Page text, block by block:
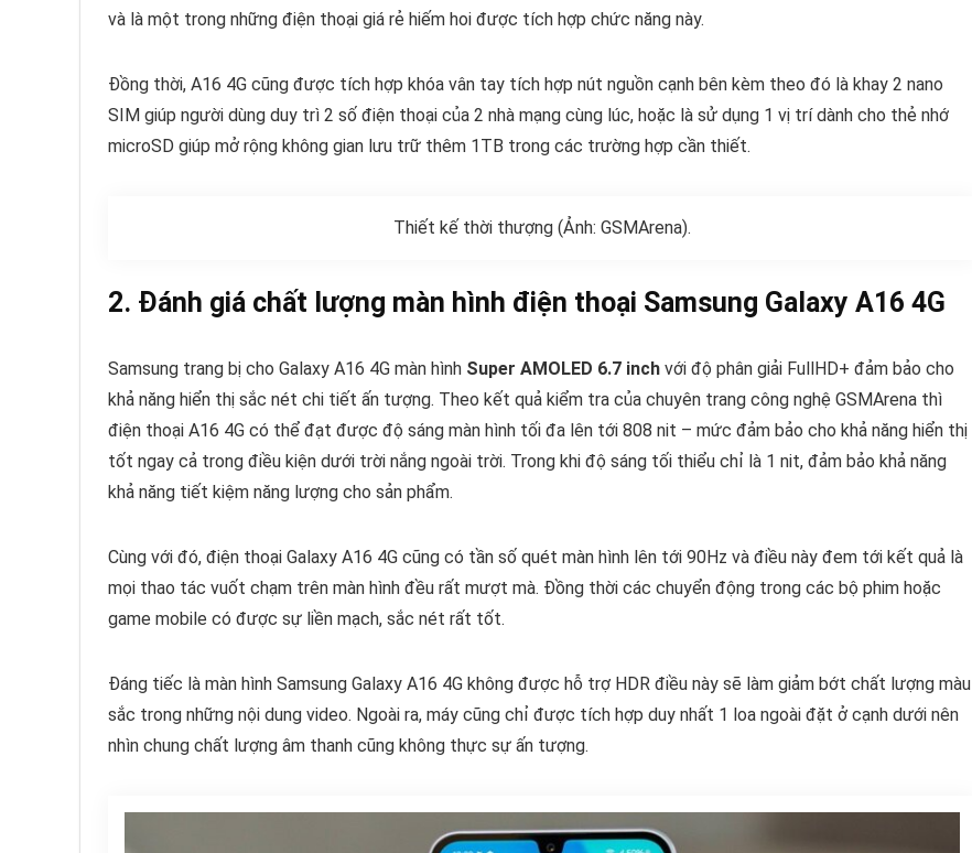
và là một trong những điện thoại giá rẻ hiếm hoi được tích hợp chức năng này.
Đồng thời, A16 4G cũng được tích hợp khóa vân tay tích hợp nút nguồn cạnh bên kèm theo đó là khay 2 nano
SIM giúp người dùng duy trì 2 số điện thoại của 2 nhà mạng cùng lúc, hoặc là sử dụng 1 vị trí dành cho thẻ nhớ
microSD giúp mở rộng không gian lưu trữ thêm 1TB trong các trường hợp cần thiết.
Thiết kế thời thượng (Ảnh: GSMArena).
2. Đánh giá chất lượng màn hình điện thoại Samsung Galaxy A16 4G
Samsung trang bị cho Galaxy A16 4G màn hình Super AMOLED 6.7 inch với độ phân giải FullHD+ đảm bảo cho
khả năng hiển thị sắc nét chi tiết ấn tượng. Theo kết quả kiểm tra của chuyên trang công nghệ GSMArena thì
điện thoại A16 4G có thể đạt được độ sáng màn hình tối đa lên tới 808 nit – mức đảm bảo cho khả năng hiển thị
tốt ngay cả trong điều kiện dưới trời nắng ngoài trời. Trong khi độ sáng tối thiểu chỉ là 1 nit, đảm bảo khả năng
khả năng tiết kiệm năng lượng cho sản phẩm.
Cùng với đó, điện thoại Galaxy A16 4G cũng có tần số quét màn hình lên tới 90Hz và điều này đem tới kết quả là
mọi thao tác vuốt chạm trên màn hình đều rất mượt mà. Đồng thời các chuyển động trong các bộ phim hoặc
game mobile có được sự liền mạch, sắc nét rất tốt.
Đáng tiếc là màn hình Samsung Galaxy A16 4G không được hỗ trợ HDR điều này sẽ làm giảm bớt chất lượng màu
sắc trong những nội dung video. Ngoài ra, máy cũng chỉ được tích hợp duy nhất 1 loa ngoài đặt ở cạnh dưới nên
nhìn chung chất lượng âm thanh cũng không thực sự ấn tượng.